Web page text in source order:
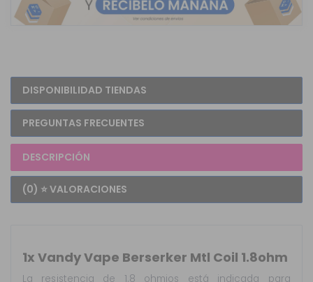
DISPONIBILIDAD TIENDAS
PREGUNTAS FRECUENTES
DESCRIPCIÓN
(0) ⭐ VALORACIONES
1x Vandy Vape Berserker Mtl Coil 1.8ohm
La resistencia de 1.8 ohmios está indicada para